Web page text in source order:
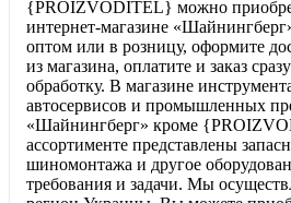
{PROIZVODITEL} можно
интернет-магазине
оптом или в розницу, оформите
из магазина, оплатите и заказ
обработку. В магазине
автосервисов и промышленных
«Шайнингберг» кроме
ассортименте представлены
шиномонтажа и другое
требования и задачи. Мы